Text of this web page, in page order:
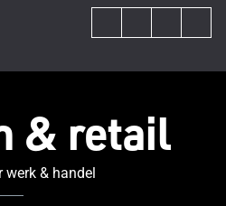
& retail
werk & handel